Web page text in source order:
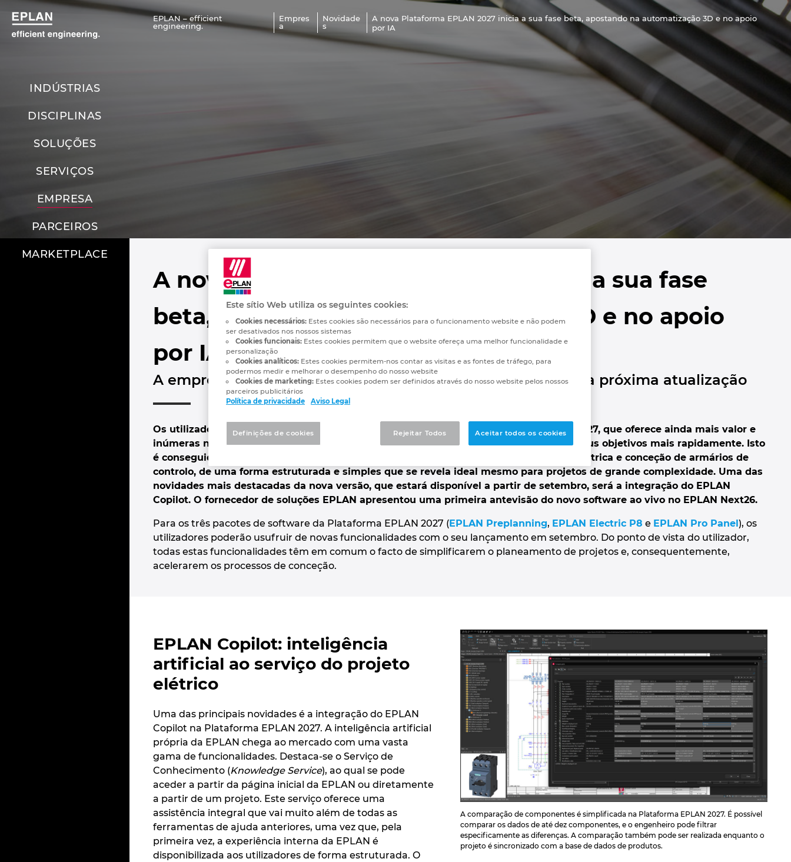
EPLAN – efficient
engineering.
Empres
a
Novidade
s
A nova Plataforma EPLAN 2027 inicia a sua fase beta, apostando na automatização 3D e no apoio
por IA
INDÚSTRIAS
DISCIPLINAS
SOLUÇÕES
SERVIÇOS
EMPRESA
PARCEIROS
MARKETPLACE
A nova Plataforma EPLAN 2027 inicia a sua fase
beta, apostando na automatização 3D e no apoio
por IA
A empresa revelou no EPLAN Next26 os pontos-chave da sua próxima atualização
Os utilizadores já podem experimentar a versão beta da próxima Plataforma EPLAN 2027, que oferece ainda mais valor e
inúmeras novas funcionalidades para ajudar os engenheiros elétricos a atingirem os seus objetivos mais rapidamente. Isto
é conseguido ao longo das três etapas do processo: planeamento prévio, engenharia elétrica e conceção de armários de
controlo, de uma forma estruturada e simples que se revela ideal mesmo para projetos de grande complexidade. Uma das
novidades mais destacadas da nova versão, que estará disponível a partir de setembro, será a integração do EPLAN
Copilot. O fornecedor de soluções EPLAN apresentou uma primeira antevisão do novo software ao vivo no EPLAN Next26.
Para os três pacotes de software da Plataforma EPLAN 2027 (EPLAN Preplanning, EPLAN Electric P8 e EPLAN Pro Panel), os
utilizadores poderão usufruir de novas funcionalidades com o seu lançamento em setembro. Do ponto de vista do utilizador,
todas estas funcionalidades têm em comum o facto de simplificarem o planeamento de projetos e, consequentemente,
acelerarem os processos de conceção.
A comparação de componentes é simplificada na Plataforma EPLAN 2027. É possível
comparar os dados de até dez componentes, e o engenheiro pode filtrar
especificamente as diferenças. A comparação também pode ser realizada enquanto o
projeto é sincronizado com a base de dados de produtos.
EPLAN Copilot: inteligência
artificial ao serviço do projeto
elétrico
Uma das principais novidades é a integração do EPLAN
Copilot na Plataforma EPLAN 2027. A inteligência artificial
própria da EPLAN chega ao mercado com uma vasta
gama de funcionalidades. Destaca-se o Serviço de
Conhecimento (Knowledge Service), ao qual se pode
aceder a partir da página inicial da EPLAN ou diretamente
a partir de um projeto. Este serviço oferece uma
assistência integral que vai muito além de todas as
ferramentas de ajuda anteriores, uma vez que, pela
primeira vez, a experiência interna da EPLAN é
disponibilizada aos utilizadores de forma estruturada. O
Este sítio Web utiliza os seguintes cookies:
Cookies necessários: Estes cookies são necessários para o funcionamento website e não podem
ser desativados nos nossos sistemas
Cookies funcionais: Estes cookies permitem que o website ofereça uma melhor funcionalidade e
personalização
Cookies analíticos: Estes cookies permitem-nos contar as visitas e as fontes de tráfego, para
podermos medir e melhorar o desempenho do nosso website
Cookies de marketing: Estes cookies podem ser definidos através do nosso website pelos nossos
parceiros publicitários
Política de privacidade
Aviso Legal
Rejeitar Todos Aceitar todos os cookies
Definições de cookies